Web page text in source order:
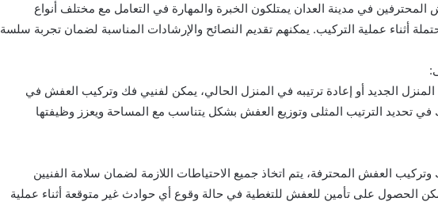
في مدينة العدان يمتلكون الخبرة والمهارة في التعامل مع مختلف أنواع
أثناء عملية التركيب. يمكنهم تقديم النصائح والإرشادات المناسبة لضمان تجربة سلسة
الجديد أو إعادة ترتيبه في المنزل الحالي، يمكن لفنيي فك وتركيب العفش في
في تحديد الترتيب المثلى وتوزيع العفش بشكل يتناسب مع المساحة ويعزز وظيفتها
العفش المحترفة، يتم اتخاذ جميع الاحتياطات اللازمة لضمان سلامة الفنيين
الحصول على تأمين للعفش للتغطية في حالة وقوع أي حوادث غير متوقعة أثناء عملية